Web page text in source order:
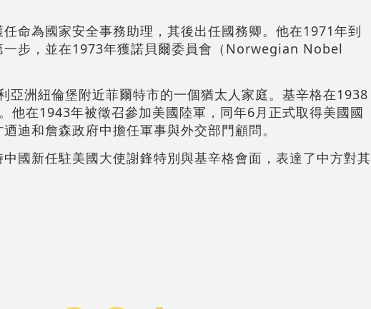
命為國家安全事務助理，其後出任國務卿。他在1971年到
一步，並在1973年獲諾貝爾委員會（Norwegian Nobel
亞洲紐倫堡附近菲爾特市的一個猶太人家庭。基辛格在1938
他在1943年被徵召參加美國陸軍，同年6月正式取得美國國
迪和詹森政府中擔任軍事與外交部門顧問。
國新任駐美國大使謝鋒特別與基辛格會面，表達了中方對其